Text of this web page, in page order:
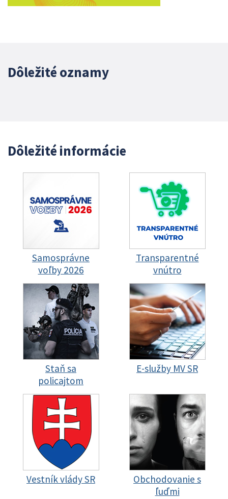
Dôležité oznamy
Dôležité informácie
Samosprávne
voľby 2026
Transparentné
vnútro
Staň sa
policajtom
E-služby MV SR
Vestník vlády SR
Obchodovanie s
ľuďmi